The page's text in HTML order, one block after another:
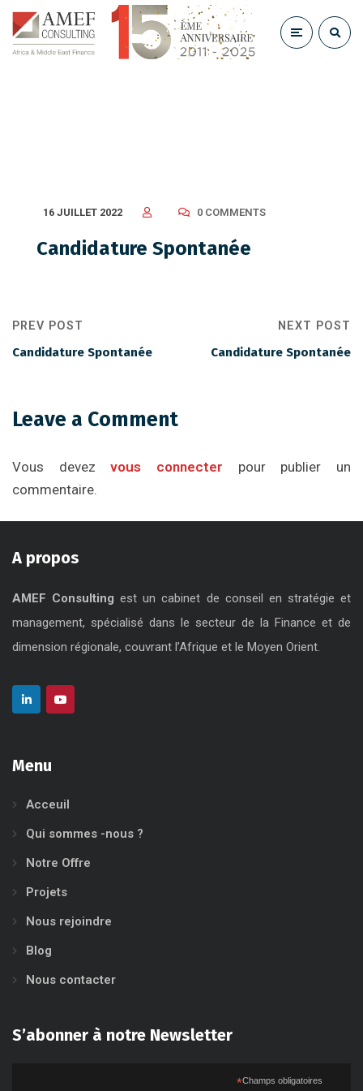
16 JUILLET 2022 0 COMMENTS
Candidature Spontanée
PREV POST
Candidature Spontanée
NEXT POST
Candidature Spontanée
Leave a Comment
Vous devezvous connecter pour publier un
commentaire.
A propos
AMEF Consulting est un cabinet de conseil en stratégie et
management, spécialisé dans le secteur de la Finance et de
dimension régionale, couvrant l’Afrique et le Moyen Orient.
Menu
Acceuil
Qui sommes -nous ?
Notre Offre
Projets
Nous rejoindre
Blog
Nous contacter
S’abonner à notre Newsletter
*Champs obligatoires